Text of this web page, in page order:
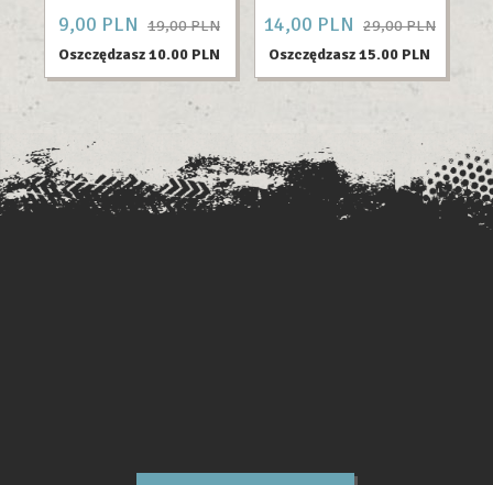
9,00 PLN 19,00 PLN
Oszczędzasz 10.00 PLN
14,00 PLN 29,00 PLN
Oszczędzasz 15.00 PLN